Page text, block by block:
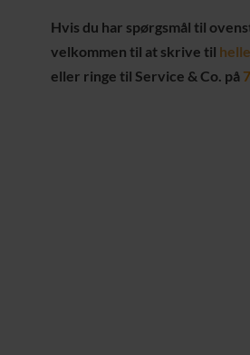
Hvis du har spørgsmål til
velkommen til at skrive til
eller ringe til Service & Co. på